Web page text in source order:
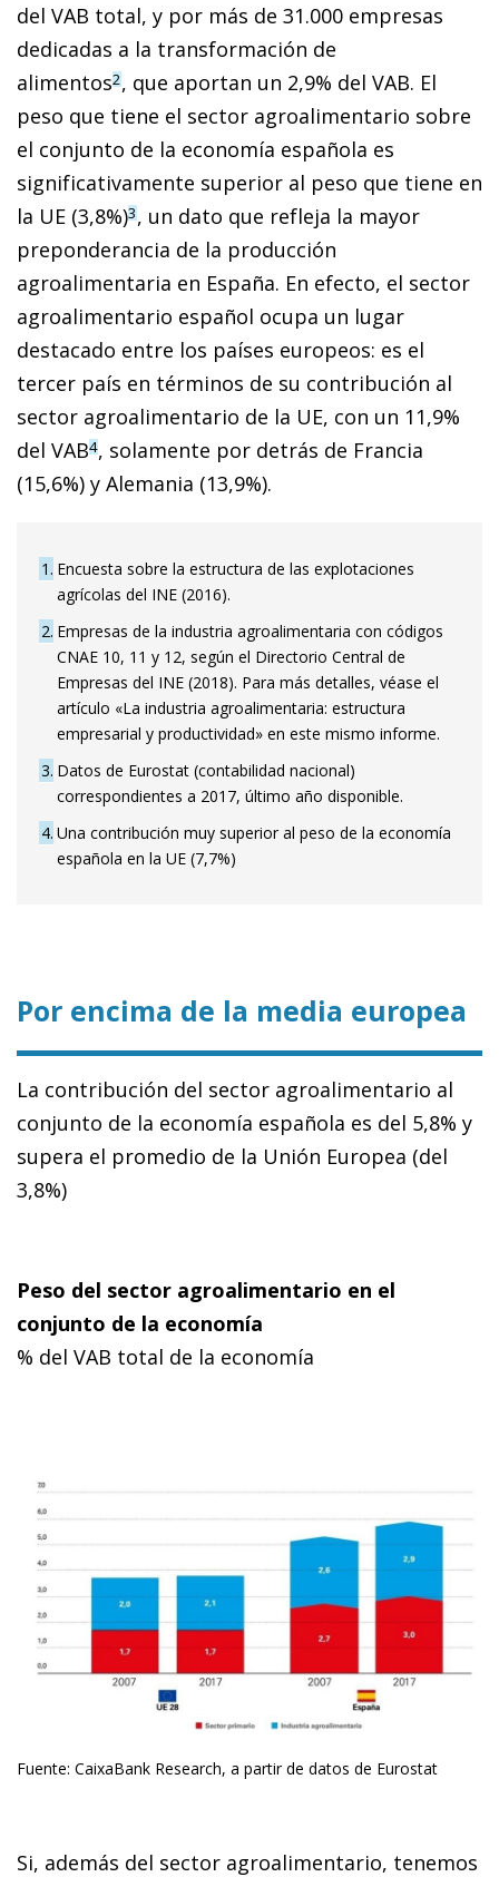
del VAB total, y por más de 31.000 empresas
dedicadas a la transformación de
alimentos2, que aportan un 2,9% del VAB. El
peso que tiene el sector agroalimentario sobre
el conjunto de la economía española es
significativamente superior al peso que tiene en
la UE (3,8%)3, un dato que refleja la mayor
preponderancia de la producción
agroalimentaria en España. En efecto, el sector
agroalimentario español ocupa un lugar
destacado entre los países europeos: es el
tercer país en términos de su contribución al
sector agroalimentario de la UE, con un 11,9%
del VAB4, solamente por detrás de Francia
(15,6%) y Alemania (13,9%).
1 Encuesta sobre la estructura de las explotaciones
agrícolas del INE (2016).
2 Empresas de la industria agroalimentaria con códigos
CNAE 10, 11 y 12, según el Directorio Central de
Empresas del INE (2018). Para más detalles, véase el
artículo «La industria agroalimentaria: estructura
empresarial y productividad» en este mismo informe.
3 Datos de Eurostat (contabilidad nacional)
correspondientes a 2017, último año disponible.
4 Una contribución muy superior al peso de la economía
española en la UE (7,7%)
Por encima de la media europea
La contribución del sector agroalimentario al
conjunto de la economía española es del 5,8% y
supera el promedio de la Unión Europea (del
3,8%)
Peso del sector agroalimentario en el
conjunto de la economía
% del VAB total de la economía
Fuente: CaixaBank Research, a partir de datos de Eurostat
Si, además del sector agroalimentario, tenemos